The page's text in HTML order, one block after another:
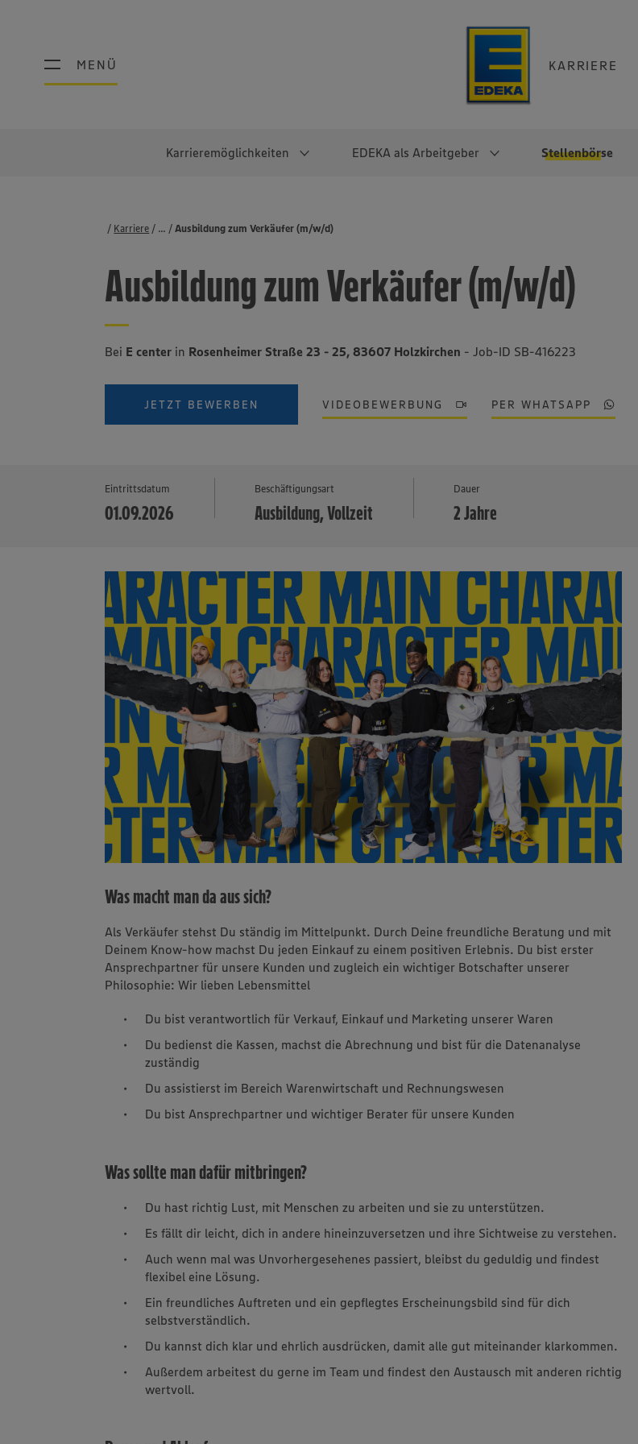
MENÜ KARRIERE
MENÜ
Karrieremöglichkeiten EDEKA als Arbeitgeber Stellenbörse
Schülerpraktikum Abschlussarbeiten
Werkstudierendentätigkeit
Direkteinstieg
Noch Fragen?
Faires Gehalt
Diversität
Lebensmittelproduktion
Lager & Logistik
EDEKA-Zentrale
EDEKA Fruchtkontor
EDEKA-
Regionalgesellschaften
Karriere Stellenbörse
Ausbildung zum Verkäufer (m/w/d)
...
Ausbildung zum Verkäufer (m/w/d)
Bei E center in Rosenheimer Straße 23 - 25, 83607 Holzkirchen - Job-ID SB-416223
JETZT BEWERBEN VIDEOBEWERBUNG PER WHATSAPP
Eintrittsdatum
01.09.2026
Beschäftigungsart
Ausbildung, Vollzeit
Dauer
2 Jahre
Was macht man da aus sich?
Als Verkäufer stehst Du ständig im Mittelpunkt. Durch Deine freundliche Beratung und mit
Deinem Know-how machst Du jeden Einkauf zu einem positiven Erlebnis. Du bist erster
Ansprechpartner für unsere Kunden und zugleich ein wichtiger Botschafter unserer
Philosophie: Wir lieben Lebensmittel
Du bist verantwortlich für Verkauf, Einkauf und Marketing unserer Waren
Du bedienst die Kassen, machst die Abrechnung und bist für die Datenanalyse
zuständig
Du assistierst im Bereich Warenwirtschaft und Rechnungswesen
Du bist Ansprechpartner und wichtiger Berater für unsere Kunden
Was sollte man dafür mitbringen?
Du hast richtig Lust, mit Menschen zu arbeiten und sie zu unterstützen.
Es fällt dir leicht, dich in andere hineinzuversetzen und ihre Sichtweise zu verstehen.
Auch wenn mal was Unvorhergesehenes passiert, bleibst du geduldig und findest
flexibel eine Lösung.
Ein freundliches Auftreten und ein gepflegtes Erscheinungsbild sind für dich
selbstverständlich.
Du kannst dich klar und ehrlich ausdrücken, damit alle gut miteinander klarkommen.
Außerdem arbeitest du gerne im Team und findest den Austausch mit anderen richtig
wertvoll.